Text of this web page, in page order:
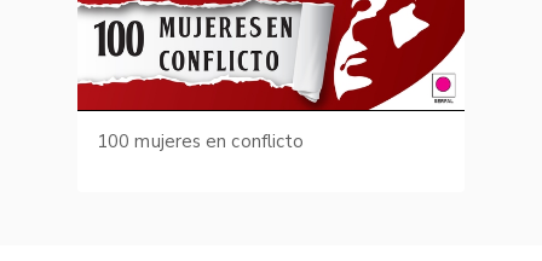
100 mujeres en conflicto